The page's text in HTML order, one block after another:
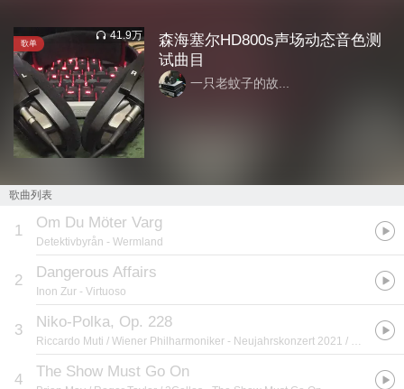
歌单
41.9万
森海塞尔HD800s声场动态音色测
试曲目
一只老蚊子的故...
歌曲列表
1 Om Du Möter Varg
Detektivbyrån - Wermland
2 Dangerous Affairs
Inon Zur - Virtuoso
3 Niko-Polka, Op. 228
Riccardo Muti / Wiener Philharmoniker - Neujahrskonzert 2021 / New Year's Concert 2021 / Concert du Nouvel An 2021
4 The Show Must Go On